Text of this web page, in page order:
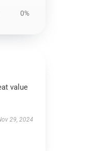
0%
value
29, 2024